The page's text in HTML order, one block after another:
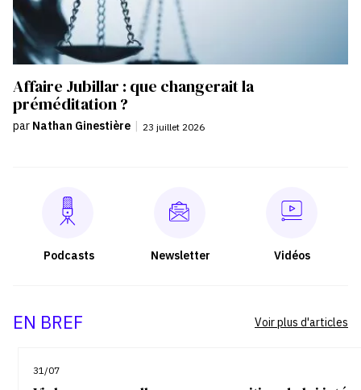
Affaire Jubillar : que changerait la
préméditation ?
par Nathan Ginestière | 23 juillet 2026
Podcasts Newsletter Vidéos
EN BREF
31/07
Voir plus d'articles